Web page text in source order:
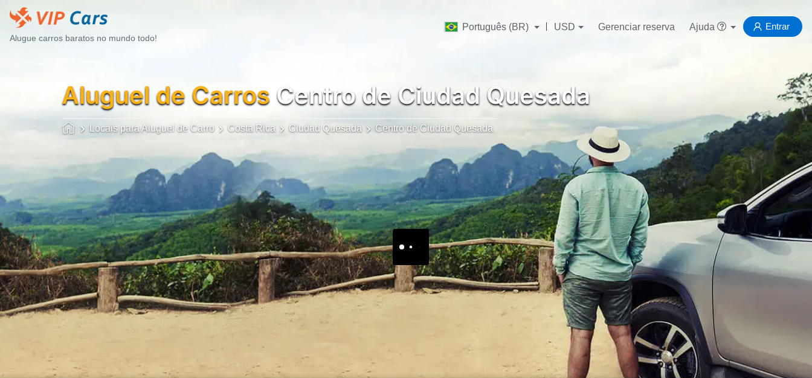
Alugue carros baratos no mundo todo!
Português (BR) USD Gerenciar reserva Ajuda Entrar
Aluguel de Carros Centro de Ciudad Quesada
Locais para Aluguel de Carro Costa Rica Ciudad Quesada Centro de Ciudad Quesada